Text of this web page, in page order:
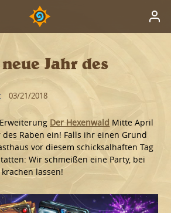
Jahr des
03/21/2018
Der Hexenwald Mitte April
Raben ein! Falls ihr einen Grund
vor diesem schicksalhaften Tag
Wir schmeißen eine Party, bei
lassen!